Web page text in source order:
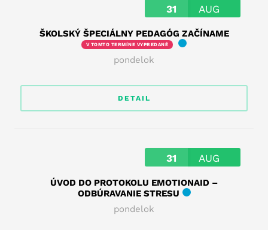
31 AUG
ŠKOLSKÝ ŠPECIÁLNY PEDAGÓG ZAČÍNAME
V TOMTO TERMÍNE VYPREDANÉ
pondelok
DETAIL
31 AUG
ÚVOD DO PROTOKOLU EMOTIONAID –
ODBÚRAVANIE STRESU
pondelok